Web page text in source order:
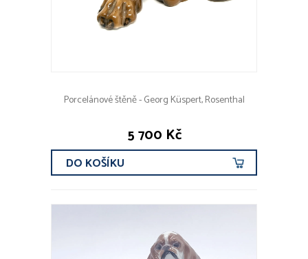
Porcelánové štěně - Georg Küspert, Rosenthal
5 700 Kč
DO KOŠÍKU